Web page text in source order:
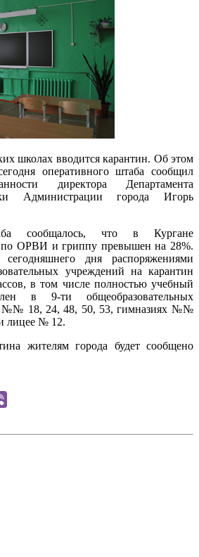
школах вводится карантин. Об этом
оперативного штаба сообщил
директора Департамента
Администрации города Игорь
сообщалось, что в Кургане
по ОРВИ и гриппу превышен на 28%.
дня распоряжениями
учреждений на карантин
в том числе полностью учебный
в 9-ти общеобразовательных
№№ 18, 24, 48, 50, 53, гимназиях №№
лицее № 12.
жителям города будет сообщено